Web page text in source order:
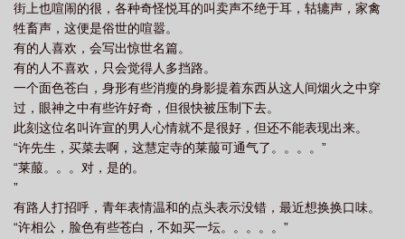
街上也喧闹的很，各种奇怪悦耳的叫卖声不绝于耳，轱辘声，家禽
牲畜声，这便是俗世的喧嚣。
有的人喜欢，会写出惊世名篇。
有的人不喜欢，只会觉得人多挡路。
一个面色苍白，身形有些消瘦的身影提着东西从这人间烟火之中穿
过，眼神之中有些许好奇，但很快被压制下去。
此刻这位名叫许宣的男人心情就不是很好，但还不能表现出来。
“许先生，买菜去啊，这慧定寺的莱菔可通气了。。。。”
“莱菔。。。对，是的。
”
有路人打招呼，青年表情温和的点头表示没错，最近想换换口味。
“许相公，脸色有些苍白，不如买一坛。。。。。”